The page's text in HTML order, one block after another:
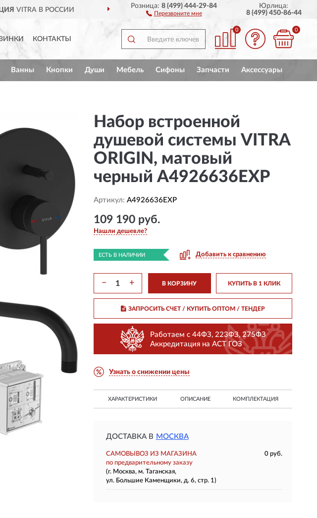
РОССИИ ДОСТАВИМ ПО ВСЕЙ РОССИИ
Розница:8 (499) 444-29-84
Перезвоните мне
Юрлица:
8 (499) 450-86-44
КОНТАКТЫ
0 0
Ванны Кнопки Души Мебель Сифоны Запчасти Аксессуары
Набор встроенной
душевой системы VITRA
ORIGIN, матовый
черный A4926636EXP
Артикул: A4926636EXP
109 190 руб.
Нашли дешевле?
ЕСТЬ В НАЛИЧИИ Добавить к сравнению
− + В КОРЗИНУ КУПИТЬ В 1 КЛИК
ЗАПРОСИТЬ СЧЕТ / КУПИТЬ ОПТОМ/ ТЕНДЕР
Работаем с 44ФЗ, 223ФЗ, 275ФЗ
Аккредитация на АСТ ГОЗ
Узнать о снижении цены
ХАРАКТЕРИСТИКИ ОПИСАНИЕ КОМПЛЕКТАЦИЯ
ДОСТАВКА В МОСКВА
САМОВЫВОЗ ИЗ МАГАЗИНА
0 руб.
по предварительному заказу
(г. Москва, м. Таганская,
ул. Большие Каменщики, д. 6, стр. 1)